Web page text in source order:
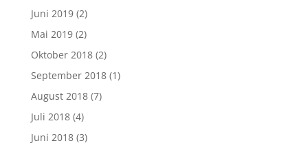
Juni 2019(2)
Mai 2019(2)
Oktober 2018(2)
September 2018(1)
August 2018(7)
Juli 2018(4)
Juni 2018(3)